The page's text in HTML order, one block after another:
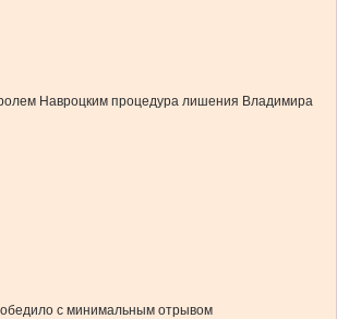
Навроцким процедура лишения Владимира
с минимальным отрывом